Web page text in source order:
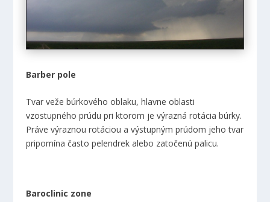
Barber pole
Tvar veže búrkového oblaku, hlavne oblasti
vzostupného prúdu pri ktorom je výrazná rotácia búrky.
Práve výraznou rotáciou a výstupným prúdom jeho tvar
pripomína často pelendrek alebo zatočenú palicu.
Baroclinic zone